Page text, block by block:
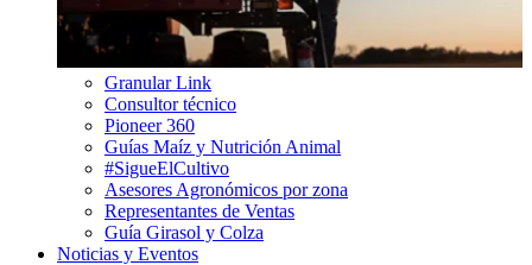
Granular Link
Consultor técnico
Pioneer 360
Guías Maíz y Nutrición Animal
#SigueElCultivo
Asesores Agronómicos por zona
Representantes de Ventas
Guía Girasol y Colza
Noticias y Eventos